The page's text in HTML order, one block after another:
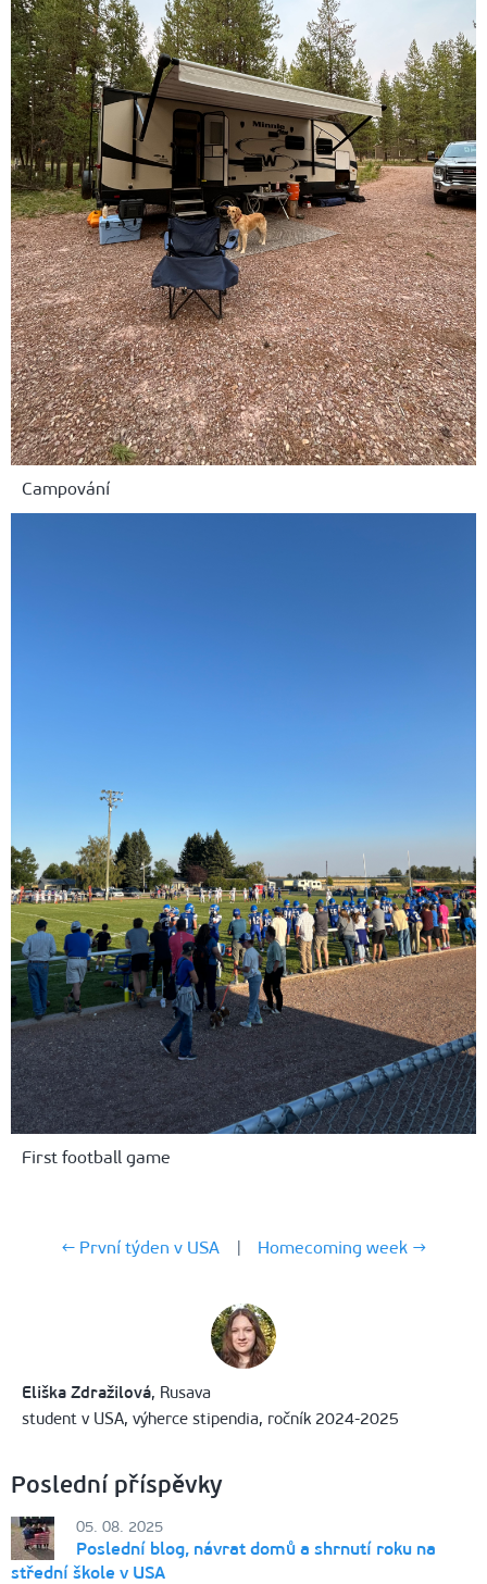
Campování
First football game
← První týden v USA | Homecoming week →
Eliška Zdražilová, Rusava
student v USA, výherce stipendia, ročník 2024-2025
Poslední příspěvky
05. 08. 2025
Poslední blog, návrat domů a shrnutí roku na
střední škole v USA